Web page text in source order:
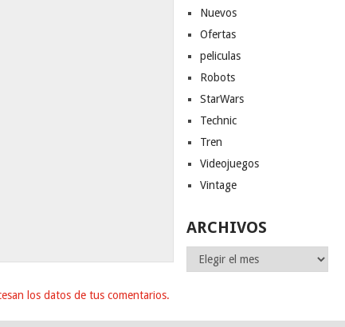
los datos de tus comentarios.
Nuevos
Ofertas
peliculas
Robots
StarWars
Technic
Tren
Videojuegos
Vintage
ARCHIVOS
Archivos